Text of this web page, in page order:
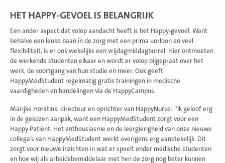
HET HAPPY-GEVOEL IS BELANGRIJK
Een ander aspect dat volop aandacht heeft is het Happy-gevoel. Want
behalve een leuke baan in de zorg met een prima uurloon en veel
flexibiliteit, is er ook wekelijks een vrijdagmiddagborrel. Hier ontmoeten
de werkende studenten elkaar en wordt er volop bijgepraat over het
werk, de voortgang van hun studie en meer. Ook geeft
HappyMedStudent regelmatig gratis trainingen in medische
vaardigheden en handelingen via de HappyCampus.
Marijke Horstink, directeur en oprichter van HappyNurse: “Ik geloof erg
in de gekozen aanpak, want een HappyMedStudent zorgt voor een
Happy Patiënt. Het enthousiasme en de leergierigheid van onze nieuwe
collega’s van HappyMedStudent werkt overigens erg aanstekelijk. Dit
zorgt voor nieuwe inzichten in wat er speelt onder medische studenten
en hoe wij als arbeidsbemiddelaar met hen de zorg nog beter kunnen